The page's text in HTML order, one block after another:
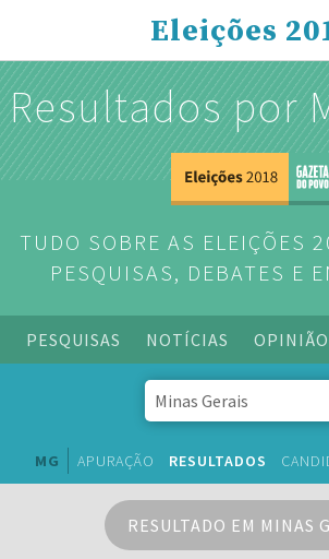
Eleições
Resultados por
TUDO SOBRE AS ELEIÇÕES
PESQUISAS, DEBATES E
PESQUISAS NOTÍCIAS OPINIÃO
MG APURAÇÃO RESULTADOS
RESULTADO EM MINAS